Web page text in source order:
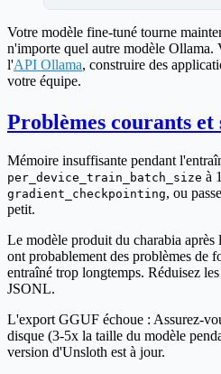
Votre modèle fine-tuné tourne
n'importe quel autre modèle Ollama.
l'API Ollama, construire des
votre équipe.
Problèmes courants et
Mémoire insuffisante pendant
per_device_train_batch_size à
gradient_checkpointing, ou
petit.
Le modèle produit du charabia après
ont probablement des problèmes de
entraîné trop longtemps. Réduisez
JSONL.
L'export GGUF échoue : Assurez-
disque (3-5x la taille du modèle
version d'Unsloth est à jour.